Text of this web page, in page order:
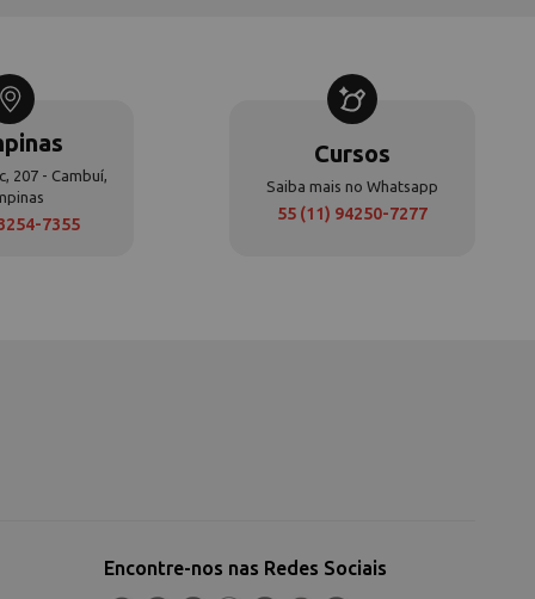
207 - Cambuí,
7355
Cursos
Saiba mais no Whatsapp
55 (11) 94250-7277
Encontre-nos nas Redes Sociais